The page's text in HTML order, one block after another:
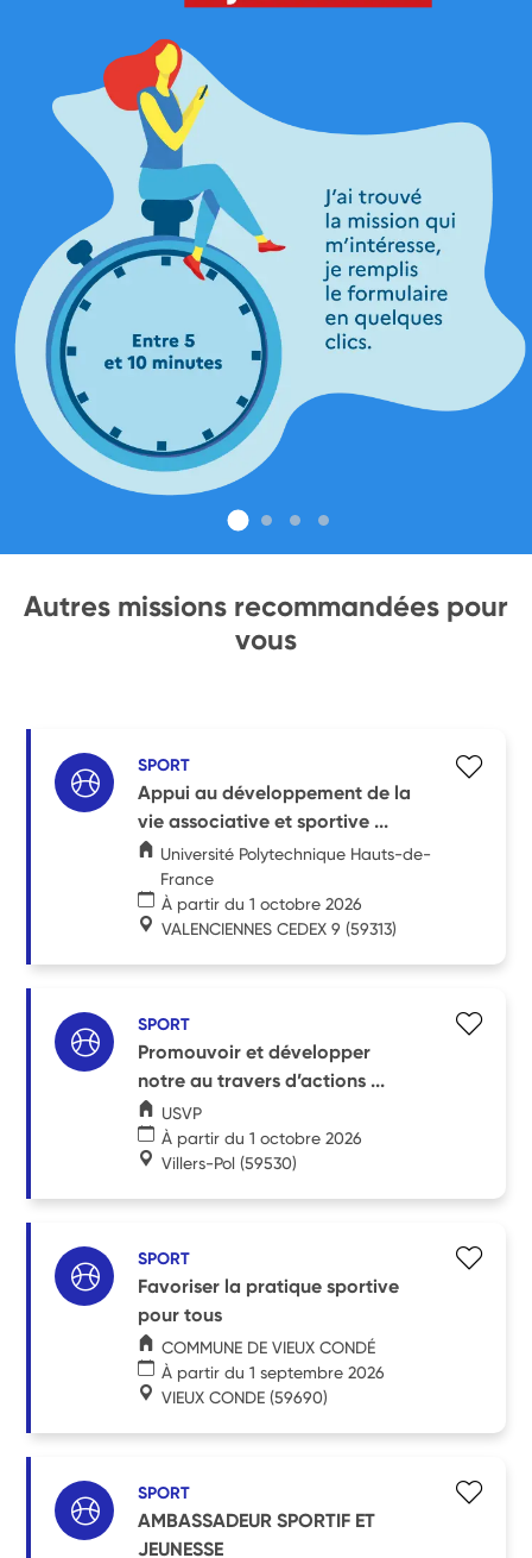
Autres missions recommandées pour
vous
SPORT
Appui au développement de la
vie associative et sportive ...
Université Polytechnique Hauts-de-
France
À partir du 1 octobre 2026
VALENCIENNES CEDEX 9 (59313)
SPORT
Promouvoir et développer
notre au travers d’actions ...
USVP
À partir du 1 octobre 2026
Villers-Pol (59530)
SPORT
Favoriser la pratique sportive
pour tous
COMMUNE DE VIEUX CONDÉ
À partir du 1 septembre 2026
VIEUX CONDE (59690)
SPORT
AMBASSADEUR SPORTIF ET
JEUNESSE